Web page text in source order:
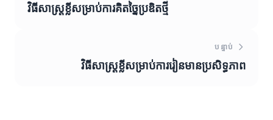
វិធីសាស្ត្រខ្លីសម្រាប់ការគិតច្នៃប្រឌិតថ្មី
បន្ទាប់
វិធីសាស្ត្រខ្លីសម្រាប់ការរៀនមានប្រសិទ្ធភាព